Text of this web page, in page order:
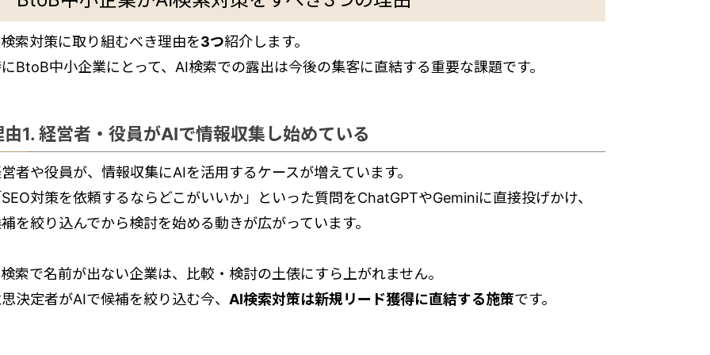
索対策に取り組むべき理由を3つ紹介します。
BtoB中小企業にとって、AI検索での露出は今後の集客に直結する重要な課題です。
由1. 経営者・役員がAIで情報収集し始めている
者や役員が、情報収集にAIを活用するケースが増えています。
対策を依頼するならどこがいいか」といった質問をChatGPTやGeminiに直接投げかけ、
を絞り込んでから検討を始める動きが広がっています。
索で名前が出ない企業は、比較・検討の土俵にすら上がれません。
決定者がAIで候補を絞り込む今、 AI検索対策は新規リード獲得に直結する施策です。